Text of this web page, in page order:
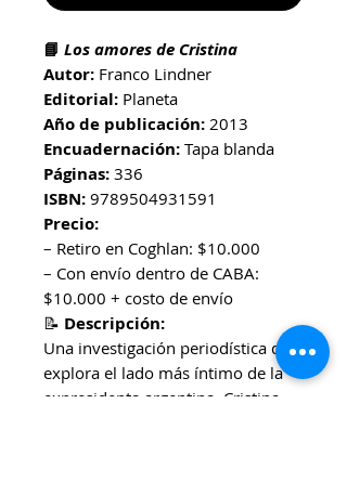
📘 Los amores de Cristina
Autor: Franco Lindner
Editorial: Planeta
Año de publicación: 2013
Encuadernación: Tapa blanda
Páginas: 336
ISBN: 9789504931591
Precio:
– Retiro en Coghlan: $10.000
– Con envío dentro de CABA:
$10.000 + costo de envío​
📝 Descripción:
Una investigación periodística que
explora el lado más íntimo de la
expresidenta argentina, Cristina